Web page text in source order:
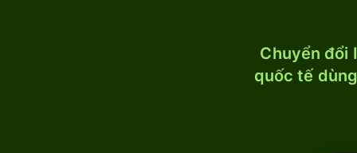
Chuyển đổi
quốc tế